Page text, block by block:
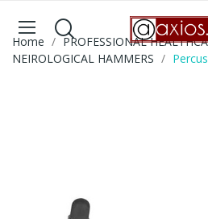
Home PROFESSIONAL
NEIROLOGICAL HAMMERS